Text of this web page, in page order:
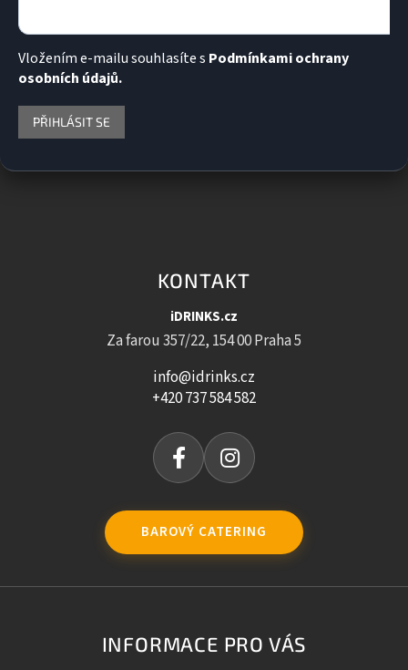
Vložením e-mailu souhlasíte s Podmínkami ochrany
osobních údajů.
PŘIHLÁSIT SE
KONTAKT
iDRINKS.cz
Za farou 357/22, 154 00 Praha 5
info@idrinks.cz
+420 737 584 582
BAROVÝ CATERING
INFORMACE PRO VÁS